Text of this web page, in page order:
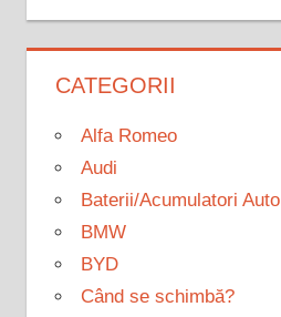
CATEGORII
Alfa Romeo
Audi
Baterii/Acumulatori Auto
BMW
BYD
Când se schimbă?